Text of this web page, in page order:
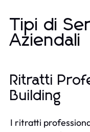
Tipi di
Aziendali
Ritratti
Building
I ritratti